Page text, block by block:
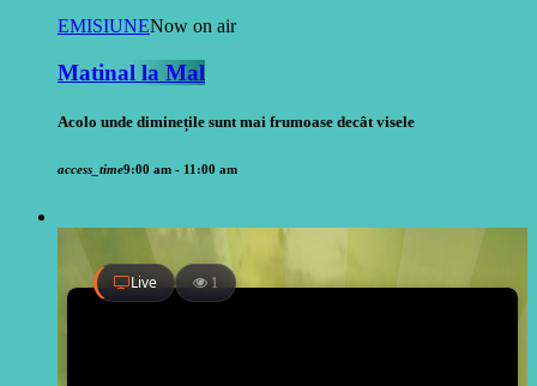
EMISIUNENow on air
Matinal la Mal
Acolo unde diminețile sunt mai frumoase decât visele
access_time9:00 am - 11:00 am